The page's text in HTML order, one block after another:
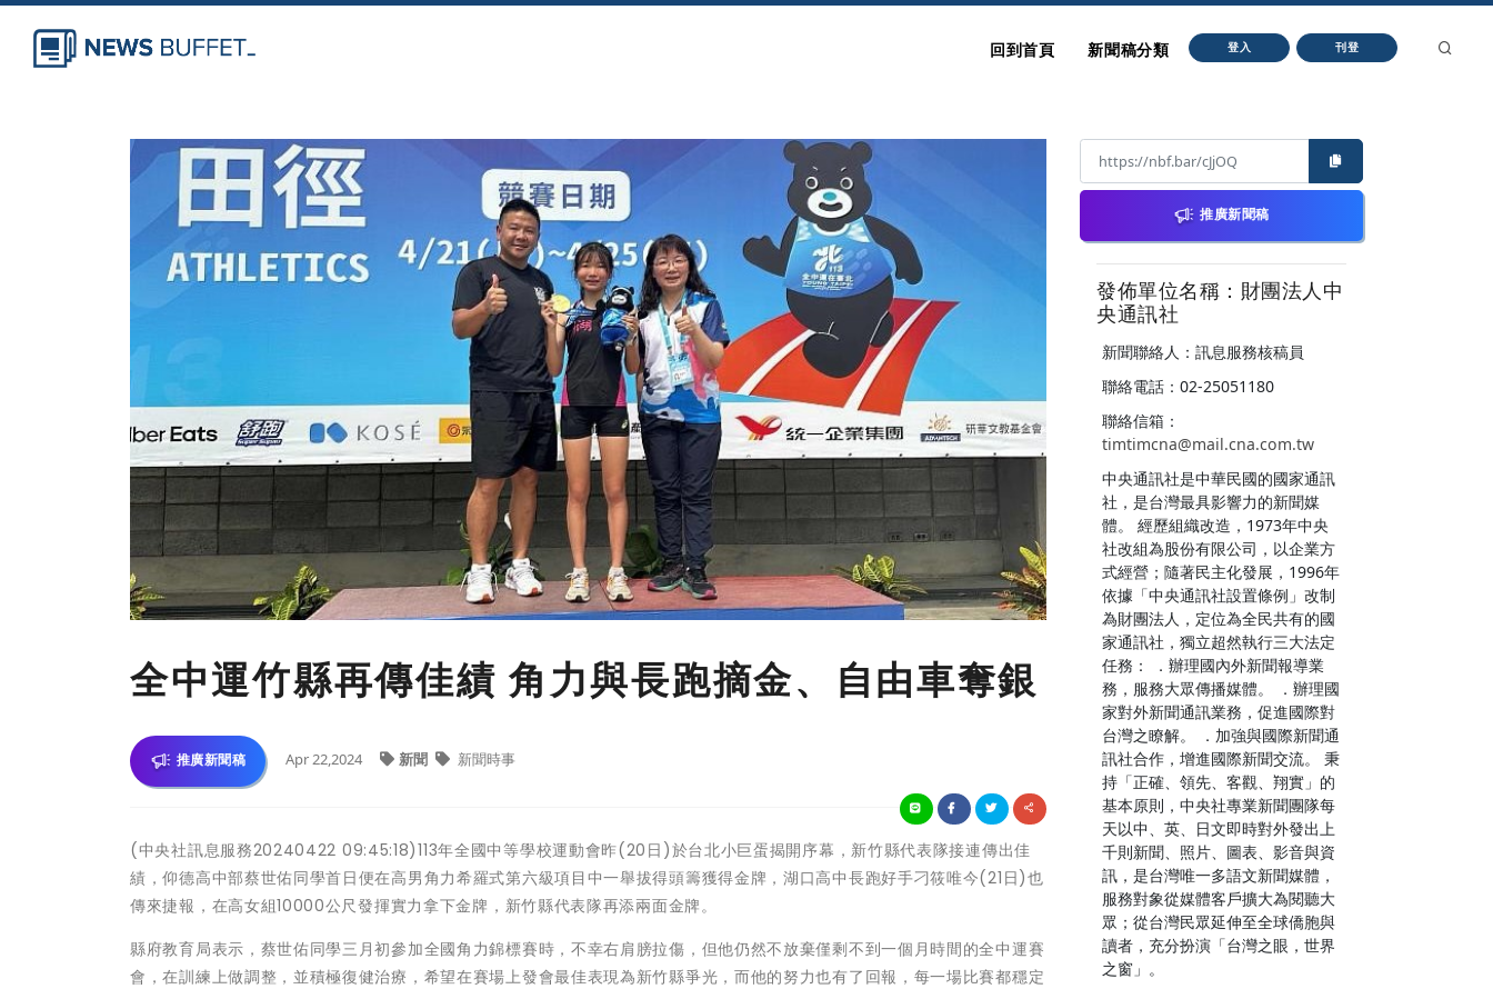
回到首頁 新聞稿分類 登入 刊登
全中運竹縣再傳佳績 角力與長跑摘金、自由車奪銀
推廣新聞稿 Apr 22,2024 新聞 新聞時事
(中央社訊息服務20240422 09:45:18)113年全國中等學校運動會昨(20日)於台北小巨蛋揭開序幕，新竹縣代表隊接連傳出佳
績，仰德高中部蔡世佑同學首日便在高男角力希羅式第六級項目中一舉拔得頭籌獲得金牌，湖口高中長跑好手刁筱唯今(21日)也
傳來捷報，在高女組10000公尺發揮實力拿下金牌，新竹縣代表隊再添兩面金牌。
縣府教育局表示，蔡世佑同學三月初參加全國角力錦標賽時，不幸右肩膀拉傷，但他仍然不放棄僅剩不到一個月時間的全中運賽
會，在訓練上做調整，並積極復健治療，希望在賽場上發會最佳表現為新竹縣爭光，而他的努力也有了回報，每一場比賽都穩定
推廣新聞稿
發佈單位名稱：財團法人中
央通訊社
新聞聯絡人：訊息服務核稿員
聯絡電話：02-25051180
聯絡信箱：
timtimcna@mail.cna.com.tw
中央通訊社是中華民國的國家通訊
社，是台灣最具影響力的新聞媒
體。 經歷組織改造，1973年中央
社改組為股份有限公司，以企業方
式經營；隨著民主化發展，1996年
依據「中央通訊社設置條例」改制
為財團法人，定位為全民共有的國
家通訊社，獨立超然執行三大法定
任務： ．辦理國內外新聞報導業
務，服務大眾傳播媒體。 ．辦理國
家對外新聞通訊業務，促進國際對
台灣之瞭解。 ．加強與國際新聞通
訊社合作，增進國際新聞交流。 秉
持「正確、領先、客觀、翔實」的
基本原則，中央社專業新聞團隊每
天以中、英、日文即時對外發出上
千則新聞、照片、圖表、影音與資
訊，是台灣唯一多語文新聞媒體，
服務對象從媒體客戶擴大為閱聽大
眾；從台灣民眾延伸至全球僑胞與
讀者，充分扮演「台灣之眼，世界
之窗」。